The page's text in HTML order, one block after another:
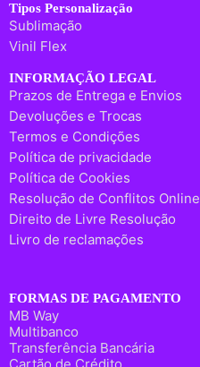
Tipos Personalização
Sublimação
Vinil Flex
INFORMAÇÃO LEGAL
Prazos de Entrega e Envios
Devoluções e Trocas
Termos e Condições
Política de privacidade
Política de Cookies
Resolução de Conflitos Online
Direito de Livre Resolução
Livro de reclamações
FORMAS DE PAGAMENTO
MB Way
Multibanco
Transferência Bancária